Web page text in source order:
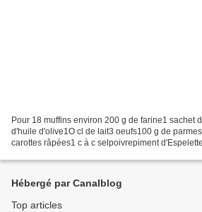
Pour 18 muffins environ 200 g de farine1 sachet
d'huile d'olive1O cl de lait3 oeufs100 g de
carottes râpées1 c à c selpoivrepiment
Hébergé par Canalblog
Top articles